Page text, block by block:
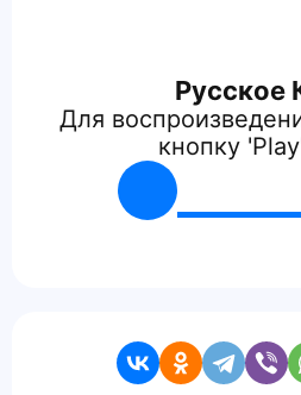
Русское
Для
кнопку